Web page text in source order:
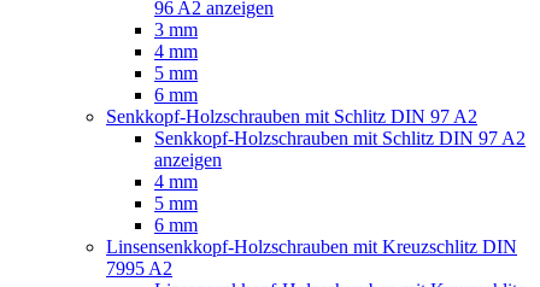
96 A2 anzeigen
3 mm
4 mm
5 mm
6 mm
Senkkopf-Holzschrauben mit Schlitz DIN 97 A2
Senkkopf-Holzschrauben mit Schlitz DIN 97 A2
anzeigen
4 mm
5 mm
6 mm
Linsensenkkopf-Holzschrauben mit Kreuzschlitz DIN
7995 A2